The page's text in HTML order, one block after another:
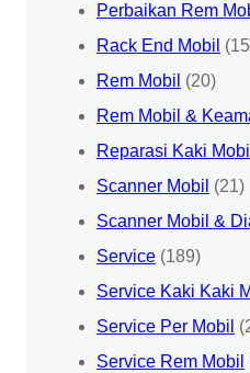
Perbaikan Rem
Rack End Mobil
Rem Mobil (20)
Rem Mobil &
Reparasi Kaki Mobil
Scanner Mobil (21)
Scanner Mobil &
Service (189)
Service Kaki Kaki
Service Per Mobil
Service Rem Mobil